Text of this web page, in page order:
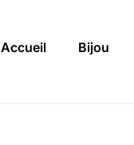
Accueil Bijou